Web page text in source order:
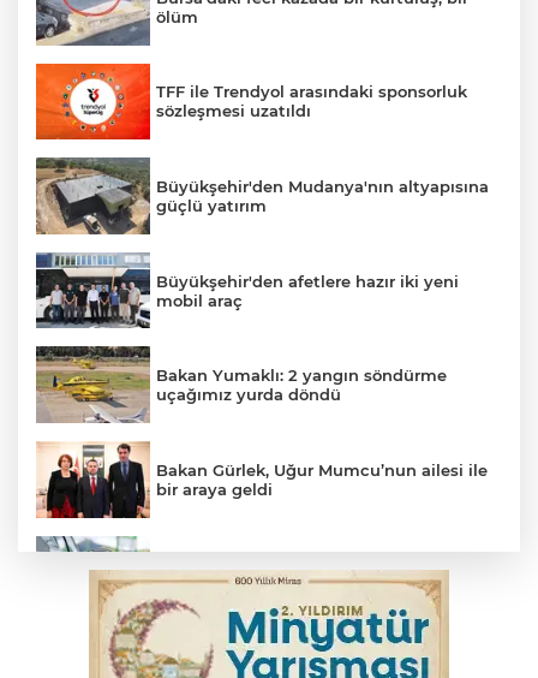
ölüm
TFF ile Trendyol arasındaki sponsorluk
sözleşmesi uzatıldı
Büyükşehir'den Mudanya'nın altyapısına
güçlü yatırım
Büyükşehir'den afetlere hazır iki yeni
mobil araç
Bakan Yumaklı: 2 yangın söndürme
uçağımız yurda döndü
Bakan Gürlek, Uğur Mumcu’nun ailesi ile
bir araya geldi
yansıyacak mı?
YENİ Parti Genel Başkanı Özel'den